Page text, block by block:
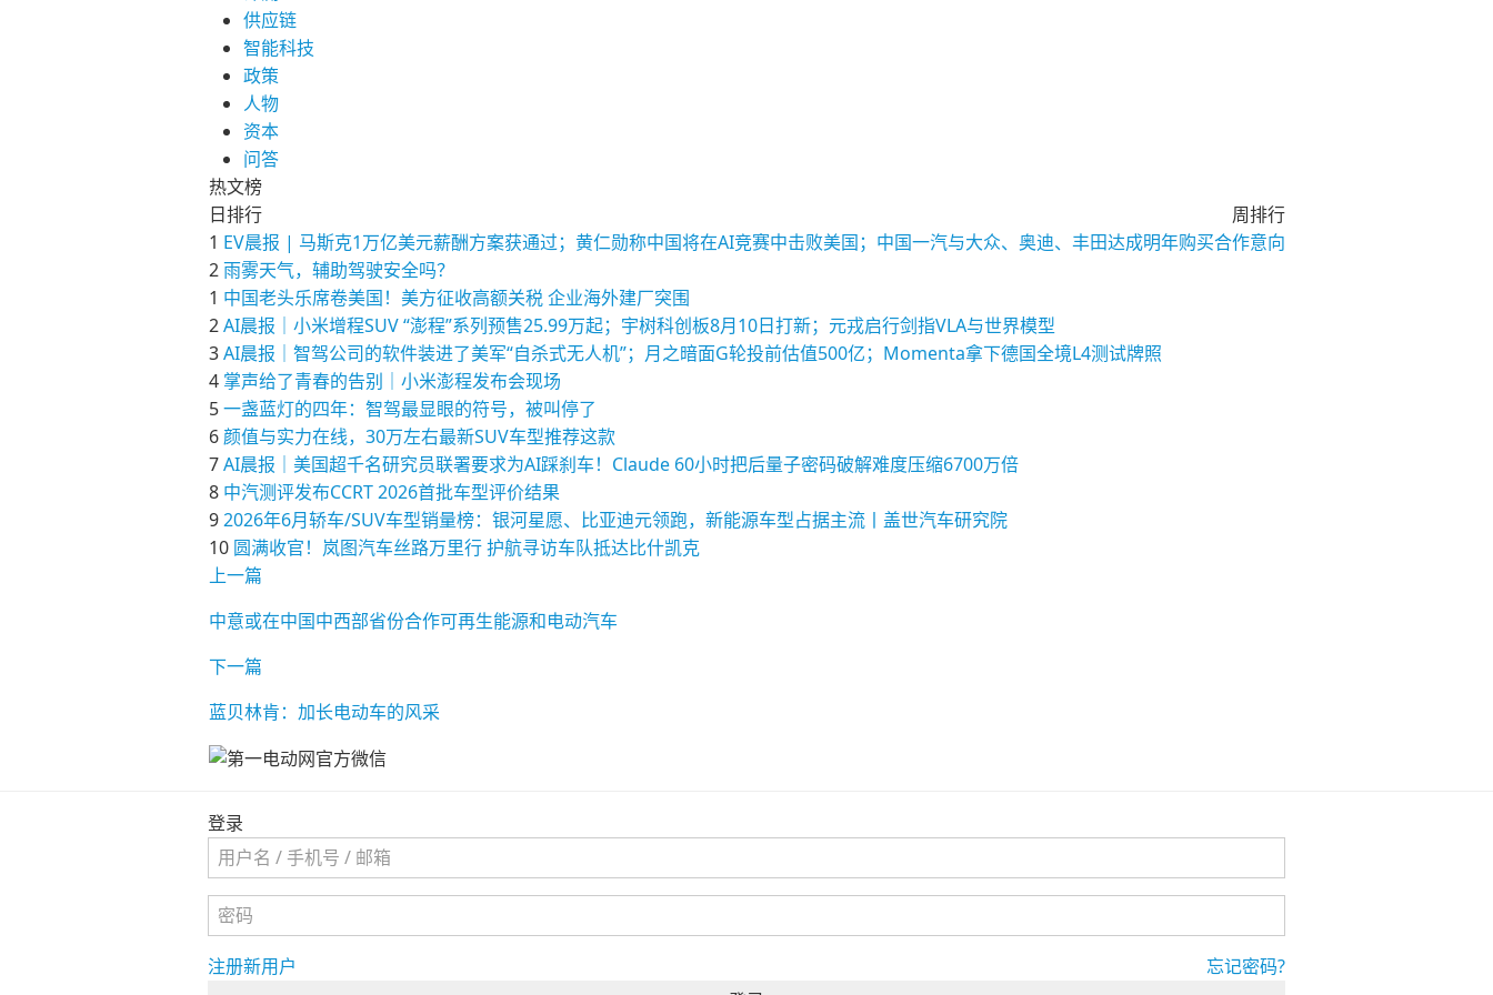
供应链
智能科技
政策
人物
资本
问答
热文榜
日排行
周排行
1 EV晨报 | 马斯克1万亿美元薪酬方案获通过；黄仁勋称中国将在AI竞赛中击败美国；中国一汽与大众、奥迪、丰田达成明年购买合作意向
2雨雾天气，辅助驾驶安全吗？
1 中国老头乐席卷美国！美方征收高额关税 企业海外建厂突围
2AI晨报｜小米增程SUV “澎程”系列预售25.99万起；宇树科创板8月10日打新；元戎启行剑指VLA与世界模型
3AI晨报｜智驾公司的软件装进了美军“自杀式无人机”；月之暗面G轮投前估值500亿；Momenta拿下德国全境L4测试牌照
4 掌声给了青春的告别｜小米澎程发布会现场
5一盏蓝灯的四年：智驾最显眼的符号，被叫停了
6颜值与实力在线，30万左右最新SUV车型推荐这款
7AI晨报｜美国超千名研究员联署要求为AI踩刹车！Claude 60小时把后量子密码破解难度压缩6700万倍
8 中汽测评发布CCRT 2026首批车型评价结果
92026年6月轿车/SUV车型销量榜：银河星愿、比亚迪元领跑，新能源车型占据主流丨盖世汽车研究院
10 圆满收官！岚图汽车丝路万里行 护航寻访车队抵达比什凯克
上一篇
中意或在中国中西部省份合作可再生能源和电动汽车
下一篇
蓝贝林肯：加长电动车的风采
登录
注册新用户
忘记密码?